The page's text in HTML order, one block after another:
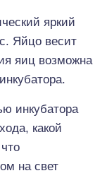
яркий
Яйцо весит
яиц возможна
инкубатора
какой
на свет